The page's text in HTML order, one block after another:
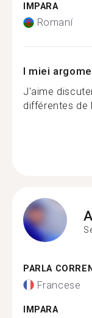
IMPARA
Romaní
I miei
J'aime
différentes de
PARLA
Francese
IMPARA